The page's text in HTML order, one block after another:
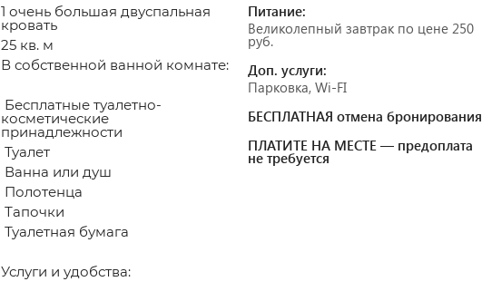
1 очень большая двуспальная
кровать
25 кв. м
В собственной ванной комнате:
Бесплатные туалетно-
косметические
принадлежности
Туалет
Ванна или душ
Полотенца
Тапочки
Туалетная бумага
Услуги и удобства: ​
Питание:
Великолепный завтрак по цене 250
руб.
Доп. услуги:
Парковка, Wi-FI
БЕСПЛАТНАЯ отмена бронирования
ПЛАТИТЕ НА МЕСТЕ — предоплата
не требуется